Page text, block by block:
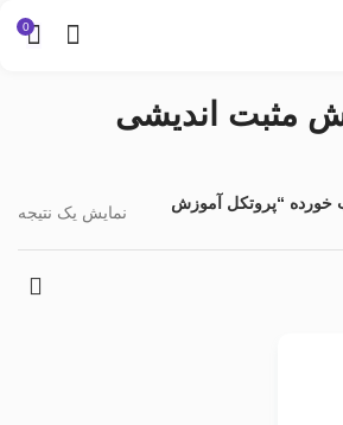
0
مثبت اندیشی
“پروتکل آموزش
نمایش یک نتیجه